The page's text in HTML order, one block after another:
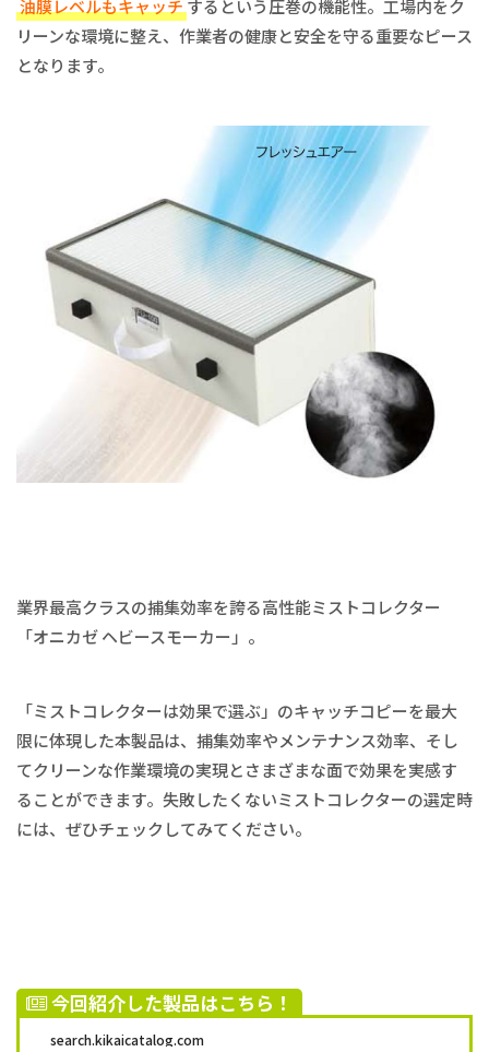
油膜レベルもキャッチするという圧巻の機能性。工場内をク
リーンな環境に整え、作業者の健康と安全を守る重要なピース
となります。
業界最高クラスの捕集効率を誇る高性能ミストコレクター
「オニカゼ ヘビースモーカー」。
「ミストコレクターは効果で選ぶ」のキャッチコピーを最大
限に体現した本製品は、捕集効率やメンテナンス効率、そし
てクリーンな作業環境の実現とさまざまな面で効果を実感す
ることができます。失敗したくないミストコレクターの選定時
には、ぜひチェックしてみてください。
今回紹介した製品はこちら！
search.kikaicatalog.com